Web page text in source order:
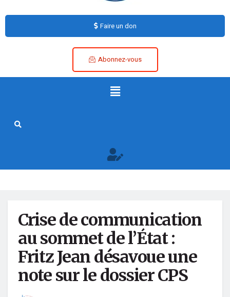
Faire un don
Abonnez-vous
Crise de communication
au sommet de l’État :
Fritz Jean désavoue une
note sur le dossier CPS